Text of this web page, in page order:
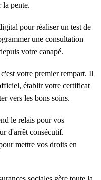
la pente.
pour réaliser un test de
une consultation
votre canapé.
c'est votre premier rempart. Il
établir votre certificat
vers les bons soins.
le relais pour vos
d'arrêt consécutif.
mettre vos droits en